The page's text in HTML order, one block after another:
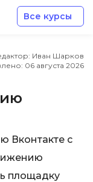
Все курсы
Иван Шарков
06 августа 2026
Вконтакте с
площадку